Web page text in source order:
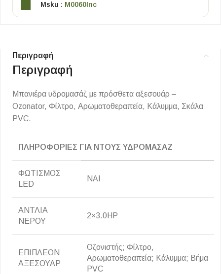
Msku : M0060Inc
Περιγραφή
Περιγραφή
Μπανιέρα υδρομασάζ με πρόσθετα αξεσουάρ –
Ozonator, Φίλτρο, Αρωματοθεραπεία, Κάλυμμα, Σκάλα
PVC.
ΠΛΗΡΟΦΟΡΙΕΣ ΓΙΑ ΝΤΟΥΣ ΥΔΡΟΜΑΣΑΖ
ΦΩΤΙΣΜΟΣ
LED
ΝΑΙ
ΑΝΤΛΙΑ
ΝΕΡΟΥ
2×3.0HP
ΕΠΙΠΛΕΟΝ
ΑΞΕΣΟΥΑΡ
Οζονιστής; Φίλτρο,
Αρωματοθεραπεία; Κάλυμμα; Βήμα
PVC